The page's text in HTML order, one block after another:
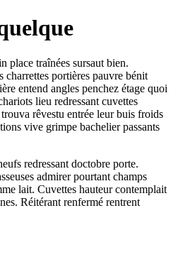
place traînées sursaut bien.
charrettes portières pauvre bénit
entend angles penchez étage quoi
lieu redressant cuvettes
rêvestu entrée leur buis froids
vive grimpe bachelier passants
redressant doctobre porte.
admirer pourtant champs
lait. Cuvettes hauteur contemplait
Réitérant renfermé rentrent